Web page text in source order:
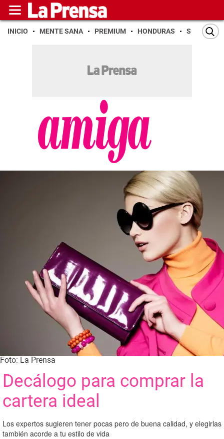
INICIO MENTE SANA PREMIUM HONDURAS SAN PEDRO
Foto: La Prensa
Decálogo para comprar la
cartera ideal
Los expertos sugieren tener pocas pero de buena calidad, y elegirlas
también acorde a tu estilo de vida